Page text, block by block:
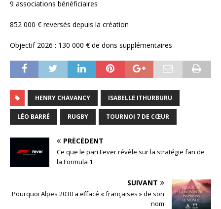
9 associations bénéficiaires
852 000 € reversés depuis la création
Objectif 2026 : 130 000 € de dons supplémentaires
HENRY CHAVANCY ISABELLE ITHURBURU
LÉO BARRÉ RUGBY TOURNOI 7 DE CŒUR
PRÉCÉDENT
Ce que le pari Fever révèle sur la stratégie fan de
la Formula 1
SUIVANT
Pourquoi Alpes 2030 a effacé « françaises » de son
nom